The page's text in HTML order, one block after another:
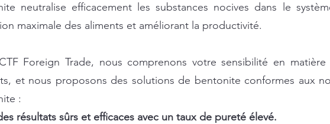
neutralise efficacement les substances nocives dans le
maximale des aliments et améliorant la productivité.
Foreign Trade, nous comprenons votre sensibilité en
et nous proposons des solutions de bentonite conformes aux
:
résultats sûrs et efficaces avec un taux de pureté élevé.